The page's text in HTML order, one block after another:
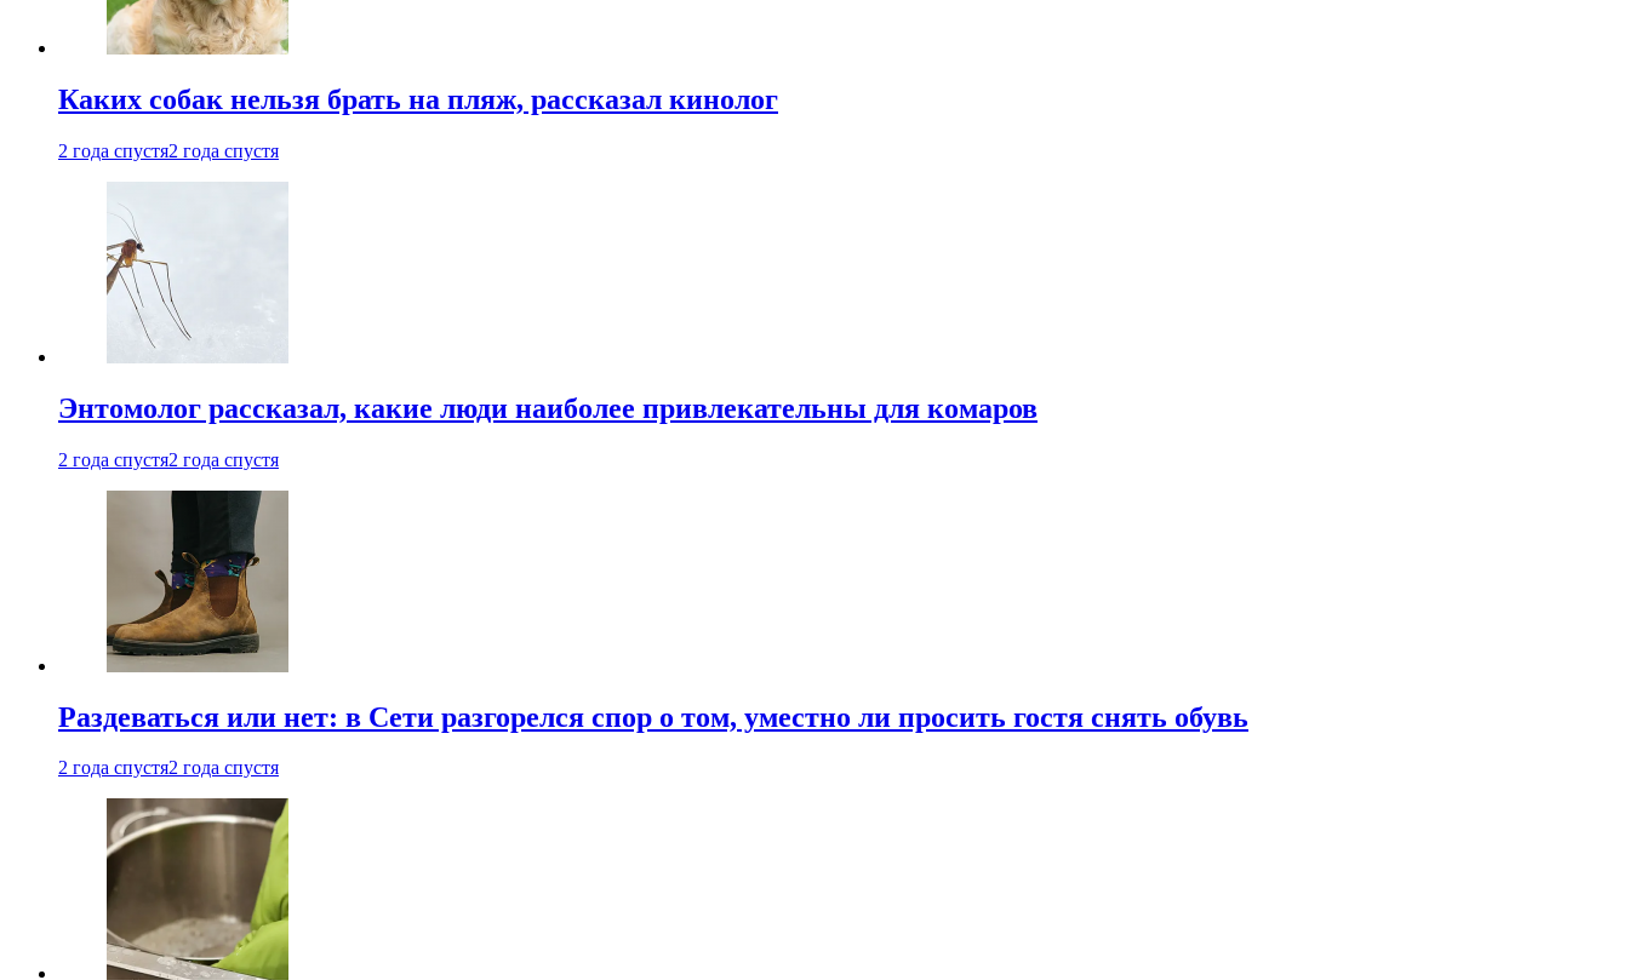
Каких собак нельзя брать на пляж, рассказал кинолог
2 года спустя2 года спустя
Энтомолог рассказал, какие люди наиболее привлекательны для комаров
2 года спустя2 года спустя
Раздеваться или нет: в Сети разгорелся спор о том, уместно ли просить гостя снять обувь
2 года спустя2 года спустя